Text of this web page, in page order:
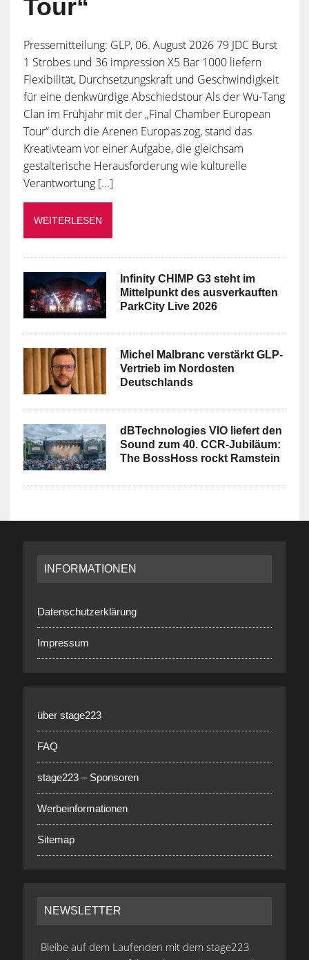
Tour“
Pressemitteilung: GLP, 06. August 2026 79 JDC Burst
1 Strobes und 36 impression X5 Bar 1000 liefern
Flexibilität, Durchsetzungskraft und Geschwindigkeit
für eine denkwürdige Abschiedstour Als der Wu-Tang
Clan im Frühjahr mit der „Final Chamber European
Tour“ durch die Arenen Europas zog, stand das
Kreativteam vor einer Aufgabe, die gleichsam
gestalterische Herausforderung wie kulturelle
Verantwortung [...]
WEITERLESEN
Infinity CHIMP G3 steht im
Mittelpunkt des ausverkauften
ParkCity Live 2026
Michel Malbranc verstärkt GLP-
Vertrieb im Nordosten
Deutschlands
dBTechnologies VIO liefert den
Sound zum 40. CCR-Jubiläum:
The BossHoss rockt Ramstein
INFORMATIONEN
Datenschutzerklärung
Impressum
über stage223
FAQ
stage223 – Sponsoren
Werbeinformationen
Sitemap
NEWSLETTER
Bleibe auf dem Laufenden mit dem stage223